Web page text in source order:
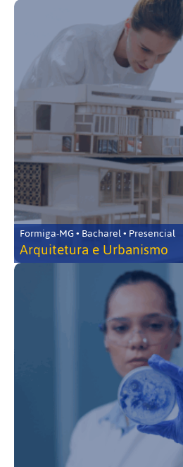
Formiga-MG • Bacharel • Presencial
Arquitetura e Urbanismo